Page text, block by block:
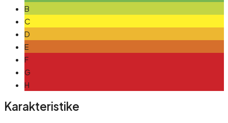
B
C
D
E
F
G
H
Karakteristike